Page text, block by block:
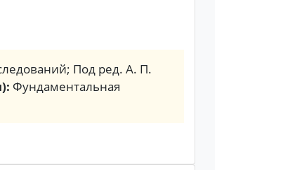
Под ред. А. П.
Фундаментальная